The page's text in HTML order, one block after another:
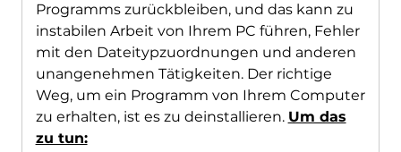
Programms zurückbleiben, und das kann zu
instabilen Arbeit von Ihrem PC führen, Fehler
mit den Dateitypzuordnungen und anderen
unangenehmen Tätigkeiten. Der richtige
Weg, um ein Programm von Ihrem Computer
zu erhalten, ist es zu deinstallieren. Um das
zu tun: